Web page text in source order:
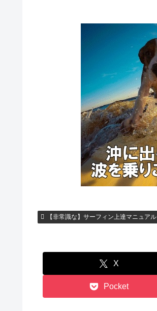
【非常識な】サーフィン上達マニュアル
X
Pocket